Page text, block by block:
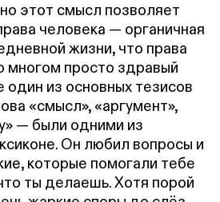
этот смысл позволяет
человека — органичная
жизни, что права
многом просто здравый
из основных тезисов
«смысл», «аргумент»,
— были одними из
Он любил вопросы и
которые помогали тебе
ты делаешь. Хотя порой